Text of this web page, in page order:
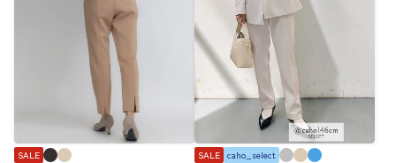
SALE SALE caho_select